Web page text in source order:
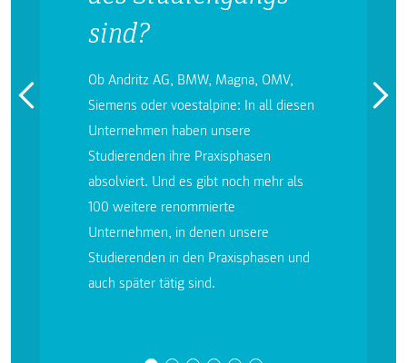
sind?
Ob Andritz AG, BMW, Magna, OMV,
Siemens oder voestalpine: In all diesen
Unternehmen haben unsere
Studierenden ihre Praxisphasen
absolviert. Und es gibt noch mehr als
100 weitere renommierte
Unternehmen, in denen unsere
Studierenden in den Praxisphasen und
auch später tätig sind.